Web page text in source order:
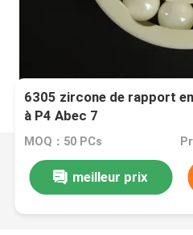
6305 zircone de rapport
à P4 Abec 7
MOQ：50 PCs
meilleur prix